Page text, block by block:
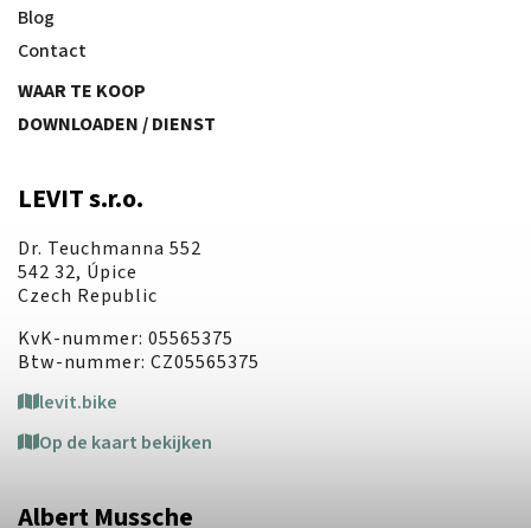
Blog
Contact
WAAR TE KOOP
DOWNLOADEN / DIENST
LEVIT s.r.o.
Dr. Teuchmanna 552
542 32, Úpice
Czech Republic
KvK-nummer: 05565375
Btw-nummer: CZ05565375
levit.bike
Op de kaart bekijken
Albert Mussche